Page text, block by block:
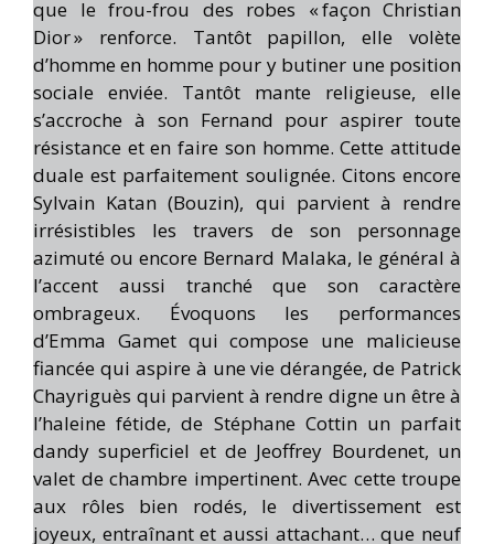
que le frou-frou des robes « façon Christian
Dior » renforce. Tantôt papillon, elle volète
d’homme en homme pour y butiner une position
sociale enviée. Tantôt mante religieuse, elle
s’accroche à son Fernand pour aspirer toute
résistance et en faire son homme. Cette attitude
duale est parfaitement soulignée. Citons encore
Sylvain Katan (Bouzin), qui parvient à rendre
irrésistibles les travers de son personnage
azimuté ou encore Bernard Malaka, le général à
l’accent aussi tranché que son caractère
ombrageux. Évoquons les performances
d’Emma Gamet qui compose une malicieuse
fiancée qui aspire à une vie dérangée, de Patrick
Chayriguès qui parvient à rendre digne un être à
l’haleine fétide, de Stéphane Cottin un parfait
dandy superficiel et de Jeoffrey Bourdenet, un
valet de chambre impertinent. Avec cette troupe
aux rôles bien rodés, le divertissement est
joyeux, entraînant et aussi attachant… que neuf